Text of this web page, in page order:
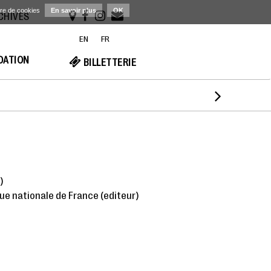
EN FR
BILLETTERIE

nationale de France (editeur)
de cookies En savoir plus OK